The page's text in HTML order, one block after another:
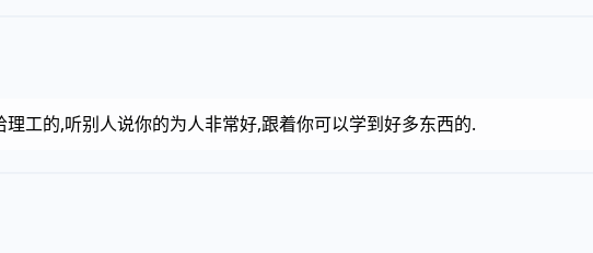
工的,听别人说你的为人非常好,跟着你可以学到好多东西的.